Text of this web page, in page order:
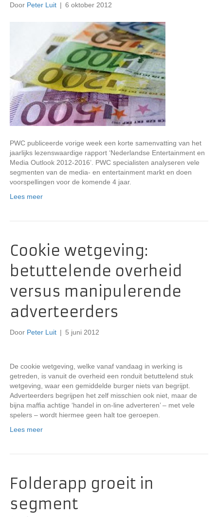
Door Peter Luit | 6 oktober 2012
PWC publiceerde vorige week een korte samenvatting van het
jaarlijks lezenswaardige rapport ‘Nederlandse Entertainment en
Media Outlook 2012-2016’. PWC specialisten analyseren vele
segmenten van de media- en entertainment markt en doen
voorspellingen voor de komende 4 jaar.
Lees meer
Cookie wetgeving:
betuttelende overheid
versus manipulerende
adverteerders
Door Peter Luit | 5 juni 2012
De cookie wetgeving, welke vanaf vandaag in werking is
getreden, is vanuit de overheid een ronduit betuttelend stuk
wetgeving, waar een gemiddelde burger niets van begrijpt.
Adverteerders begrijpen het zelf misschien ook niet, maar de
bijna maffia achtige ‘handel in on-line adverteren’ – met vele
spelers – wordt hiermee geen halt toe geroepen.
Lees meer
Folderapp groeit in
segment